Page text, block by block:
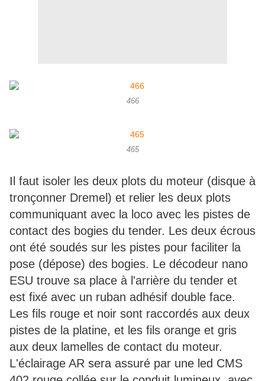
466
465
Il faut isoler les deux plots du moteur (disque à
tronçonner Dremel) et relier les deux plots
communiquant avec la loco avec les pistes de
contact des bogies du tender. Les deux écrous
ont été soudés sur les pistes pour faciliter la
pose (dépose) des bogies. Le décodeur nano
ESU trouve sa place à l'arrière du tender et
est fixé avec un ruban adhésif double face.
Les fils rouge et noir sont raccordés aux deux
pistes de la platine, et les fils orange et gris
aux deux lamelles de contact du moteur.
L'éclairage AR sera assuré par une led CMS